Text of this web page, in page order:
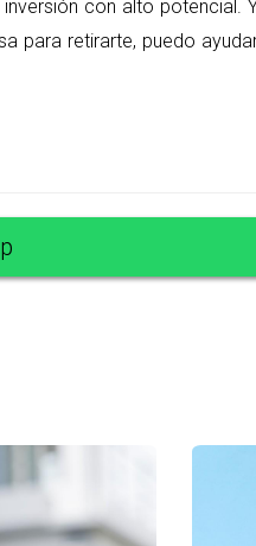
del proceso.
del agente inmobiliario.
realizar cualquier compra.
con alto potencial.
para retirarte, puedo